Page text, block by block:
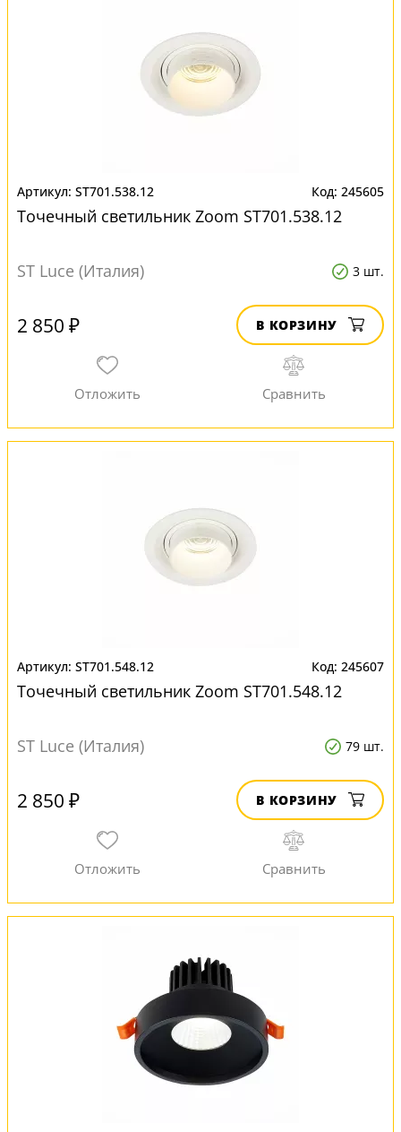
ST701.538.12 245605
Точечный светильник Zoom ST701.538.12
ST Luce (Италия) 3 шт.
2 850 ₽ В КОРЗИНУ
ST701.548.12 245607
Точечный светильник Zoom ST701.548.12
ST Luce (Италия) 79 шт.
2 850 ₽ В КОРЗИНУ